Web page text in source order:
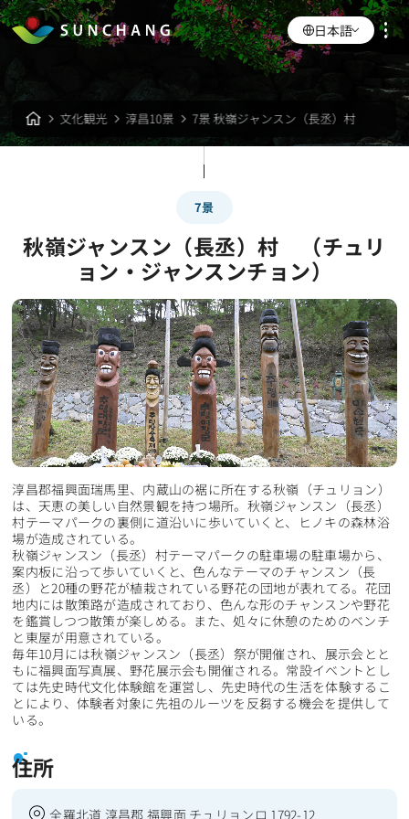
日本語
文化観光 淳昌10景 7景 秋嶺ジャンスン（長丞）村
7景
秋嶺ジャンスン（長丞）村 （チュリ
ョン・ジャンスンチョン）
淳昌郡福興面瑞馬里、内蔵山の裾に所在する秋嶺（チュリョン）
は、天恵の美しい自然景観を持つ場所。秋嶺ジャンスン（長丞）
村テーマパークの裏側に道沿いに歩いていくと、ヒノキの森林浴
場が造成されている。
秋嶺ジャンスン（長丞）村テーマパークの駐車場の駐車場から、
案内板に沿って歩いていくと、色んなテーマのチャンスン（長
丞）と20種の野花が植栽されている野花の団地が表れてる。花団
地内には散策路が造成されており、色んな形のチャンスンや野花
を鑑賞しつつ散策が楽しめる。また、処々に休憩のためのベンチ
と東屋が用意されている。
毎年10月には秋嶺ジャンスン（長丞）祭が開催され、展示会とと
もに福興面写真展、野花展示会も開催される。常設イベントとし
ては先史時代文化体験館を運営し、先史時代の生活を体験するこ
とにより、体験者対象に先祖のルーツを反芻する機会を提供して
いる。
住所
全羅北道 淳昌郡 福興面 チュリョンロ 1792-12